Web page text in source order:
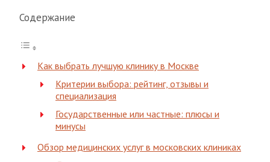
Содержание
Как выбрать лучшую клинику в Москве
Критерии выбора: рейтинг, отзывы и
специализация
Государственные или частные: плюсы и
минусы
Обзор медицинских услуг в московских клиниках